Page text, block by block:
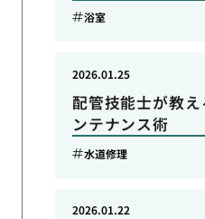
浴室
配管技能士が教
ンテナンス術
2026.01.25
水道修理
2026.01.22